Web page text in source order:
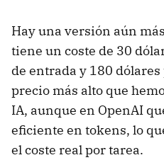
Hay una versión aún
tiene un coste de 30
de entrada y 180
precio más alto que
IA, aunque en OpenAI
eficiente en tokens, lo
el coste real por tarea.